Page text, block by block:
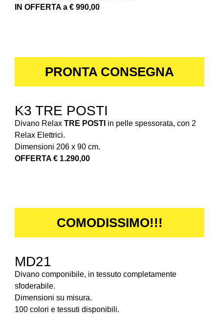
IN OFFERTA a € 990,00
PRONTA CONSEGNA
K3 TRE POSTI
Divano Relax TRE POSTI in pelle spessorata, con 2
Relax Elettrici.
Dimensioni 206 x 90 cm.
OFFERTA € 1.290,00
COMODISSIMO!!!
MD21
Divano componibile, in tessuto completamente
sfoderabile.
Dimensioni su misura.
100 colori e tessuti disponibili.